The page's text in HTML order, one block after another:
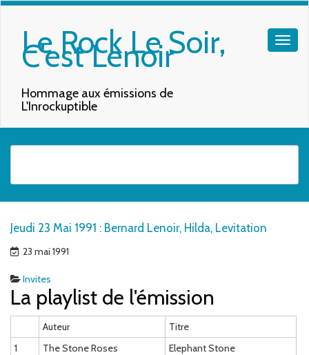
Le Rock Le Soir,
C'est Lenoir
Hommage aux émissions de
L'Inrockuptible
Jeudi 23 Mai 1991 : Bernard Lenoir, Hilda, Levitation
23 mai 1991
Invites
La playlist de l'émission
Auteur
Titre
1
The Stone Roses
Elephant Stone